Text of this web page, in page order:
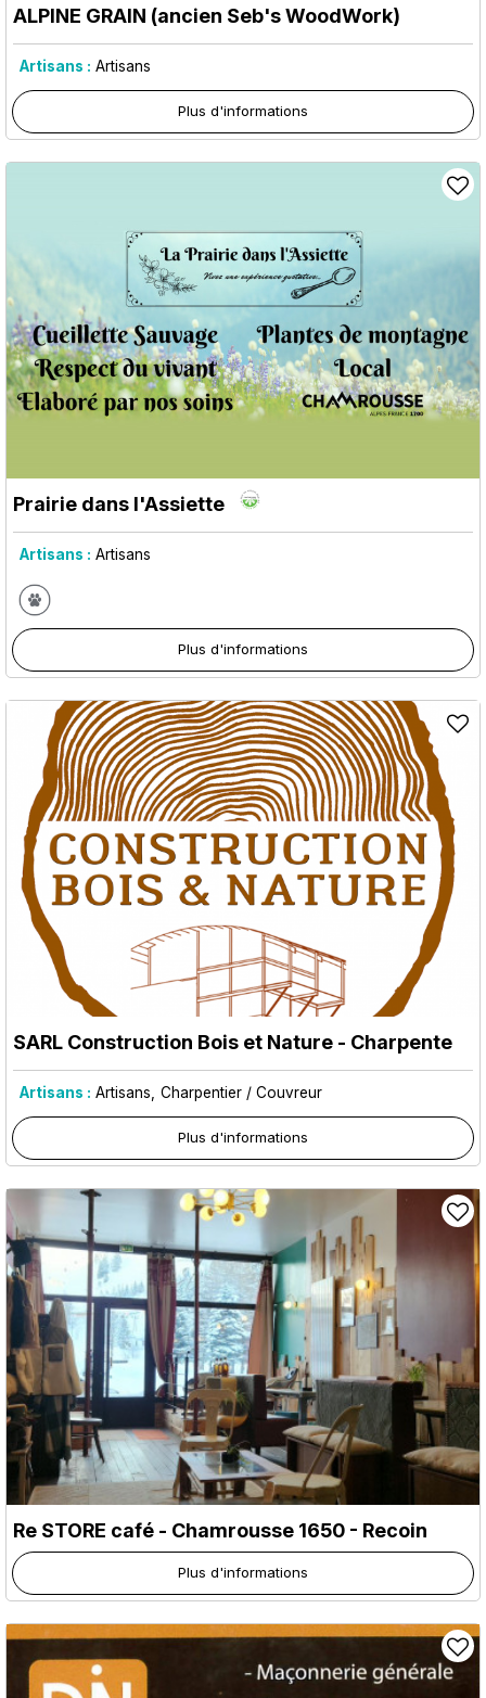
ALPINE GRAIN (ancien Seb's WoodWork)
Artisans : Artisans
Plus d'informations
Prairie dans l'Assiette
Artisans : Artisans
Plus d'informations
SARL Construction Bois et Nature - Charpente
Artisans : Artisans Charpentier / Couvreur
Plus d'informations
Re STORE café - Chamrousse 1650 - Recoin
Plus d'informations